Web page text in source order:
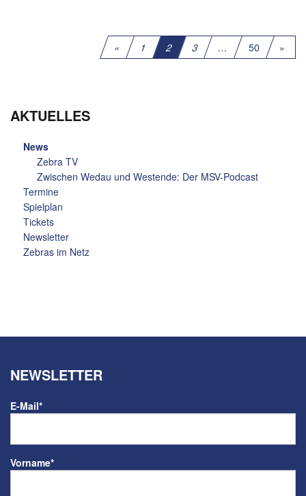
« 1 2 3 … 50 »
AKTUELLES
News
Zebra TV
Zwischen Wedau und Westende: Der MSV-Podcast
Termine
Spielplan
Tickets
Newsletter
Zebras im Netz
NEWSLETTER
E-Mail*
Vorname*